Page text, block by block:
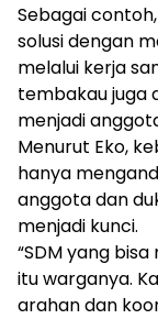
Sebagai
solusi dengan
melalui kerja
tembakau juga
menjadi
Menurut Eko,
hanya
anggota dan
menjadi kunci.
“SDM yang
itu warganya.
arahan dan